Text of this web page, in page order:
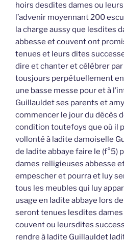
hoirs desdites dames ou
l’advenir moyennant 200
la charge aussy que lesdites
abbesse et couvent ont
tenues et leurs dites
dire et chanter et célébrer
tousjours perpétuellement en
une basse messe pour et à
Guillauldet ses parents et
commencer le jour du décès
condition toutefoys que où il
vollonté à ladite damoiselle
de ladite abbaye faire le (f°5)
dames relligieuses abbesse
empescher et pourra et luy
tous les meubles qui luy
usage en ladite abbaye lors
seront tenues lesdites
couvent ou leursdites
rendre à ladite Guillauldet